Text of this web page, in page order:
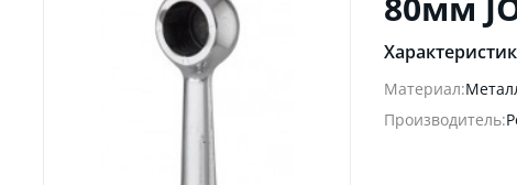
Материал:
Производитель: